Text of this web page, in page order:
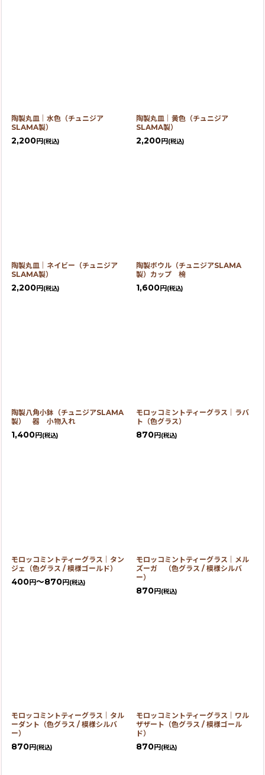
陶製丸皿｜水色（チュニジア
SLAMA製）
2,200円(税込)
陶製丸皿｜黄色（チュニジア
SLAMA製）
2,200円(税込)
陶製丸皿｜ネイビー（チュニジア
SLAMA製）
2,200円(税込)
陶製ボウル（チュニジアSLAMA
製）カップ 椀
1,600円(税込)
陶製八角小鉢（チュニジアSLAMA
製） 器 小物入れ
1,400円(税込)
モロッコミントティーグラス｜ラバ
ト（色グラス）
870円(税込)
モロッコミントティーグラス｜タン
ジェ（色グラス / 模様ゴールド）
400円～870円(税込)
モロッコミントティーグラス｜メル
ズーガ （色グラス / 模様シルバ
ー）
870円(税込)
モロッコミントティーグラス｜タル
ーダント（色グラス / 模様シルバ
ー）
870円(税込)
モロッコミントティーグラス｜ワル
ザザート（色グラス / 模様ゴール
ド）
870円(税込)